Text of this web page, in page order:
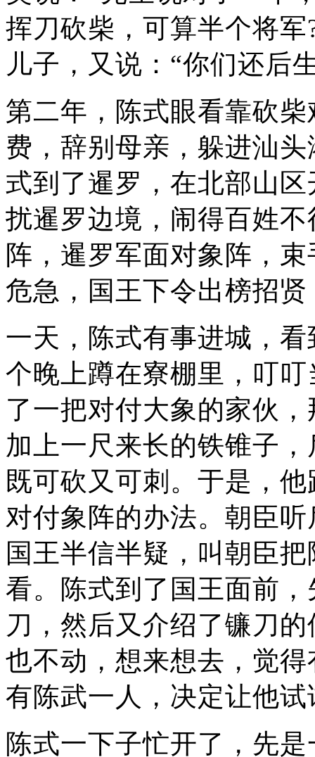
挥刀砍柴，可算半个将
儿子，又说：“你们还后
第二年，陈式眼看靠砍
费，辞别母亲，躲进汕
式到了暹罗，在北部山
扰暹罗边境，闹得百姓
阵，暹罗军面对象阵，
危急，国王下令出榜招
一天，陈式有事进城，
个晚上蹲在寮棚里，叮
了一把对付大象的家伙
加上一尺来长的铁锥子
既可砍又可刺。于是，
对付象阵的办法。朝臣
国王半信半疑，叫朝臣
看。陈式到了国王面前
刀，然后又介绍了镰刀
也不动，想来想去，觉
有陈武一人，决定让他试
陈式一下子忙开了，先